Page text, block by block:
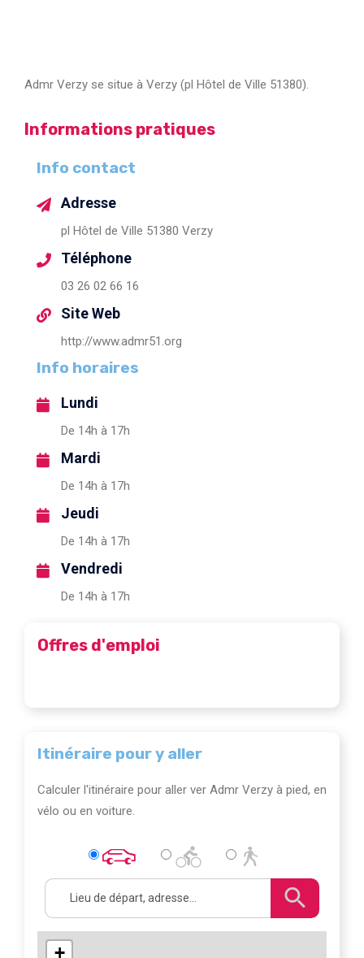
Admr Verzy se situe à Verzy (pl Hôtel de Ville 51380).
Informations pratiques
Info contact
Adresse
pl Hôtel de Ville 51380 Verzy
Téléphone
03 26 02 66 16
Site Web
http://www.admr51.org
Info horaires
Lundi
De 14h à 17h
Mardi
De 14h à 17h
Jeudi
De 14h à 17h
Vendredi
De 14h à 17h
Offres d'emploi
Itinéraire pour y aller
Calculer l'itinéraire pour aller ver Admr Verzy à pied, en
vélo ou en voiture.
+